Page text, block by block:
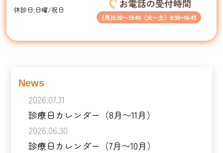
休診日:日曜/祝日
News
2026.07.31
診療日カレンダー（8月〜11月）
2026.06.30
診療日カレンダー（7月〜10月）